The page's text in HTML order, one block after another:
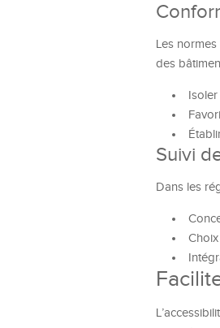
Les
des
Suivi
Dans les